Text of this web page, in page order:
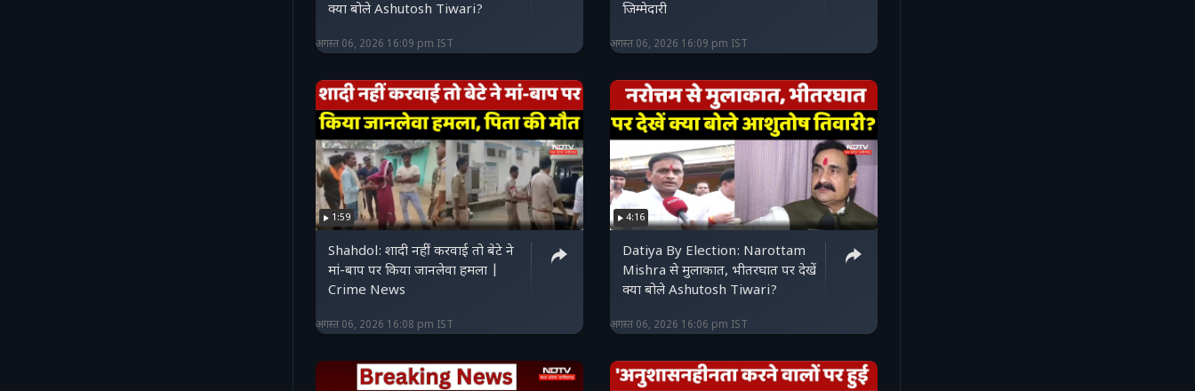
क्या बोले Ashutosh Tiwari?
अगस्त 06, 2026 16:09 pm IST
जिम्मेदारी
अगस्त 06, 2026 16:09 pm IST
1:59
Shahdol: शादी नहीं करवाई तो बेटे ने
मां-बाप पर किया जानलेवा हमला |
Crime News
अगस्त 06, 2026 16:08 pm IST
4:16
Datiya By Election: Narottam
Mishra से मुलाकात, भीतरघात पर देखें
क्या बोले Ashutosh Tiwari?
अगस्त 06, 2026 16:06 pm IST